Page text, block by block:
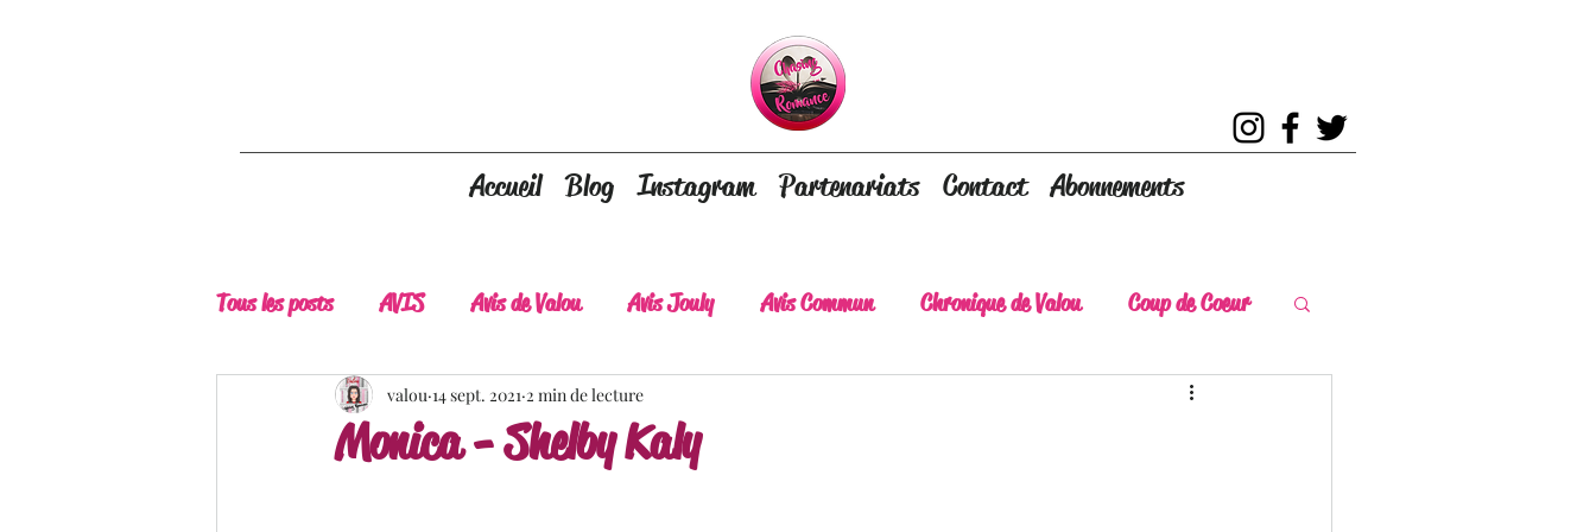
Accueil Blog Instagram Partenariats Contact Abonnements
Tous les posts AVIS Avis de Valou Avis Jouly Avis Commun Chronique de Valou Coup de Coeur
Belle Découverte A lire absolument Coup de Chaud
Monica - Shelby Kaly
valou 14 sept. 2021 2 min de lecture